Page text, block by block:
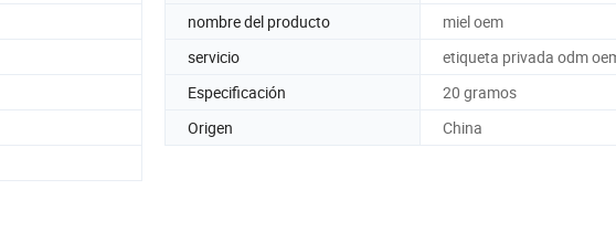
nombre del producto
miel oem
servicio
etiqueta privada odm
Especificación
20 gramos
Origen
China